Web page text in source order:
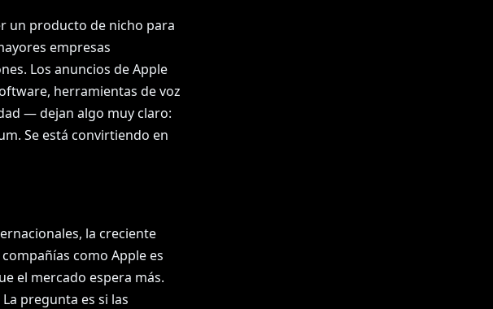
un producto de nicho para
empresas
Los anuncios de Apple
herramientas de voz
— dejan algo muy claro:
Se está convirtiendo en
la creciente
como Apple es
el mercado espera más.
pregunta es si las